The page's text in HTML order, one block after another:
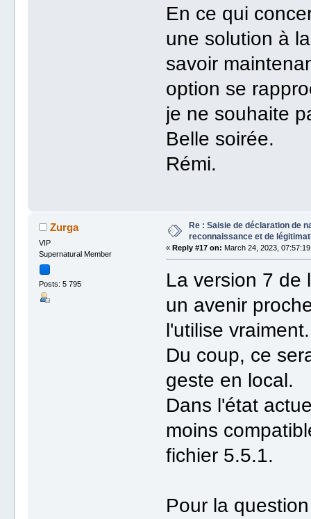
En ce qui
une solution à
savoir
option se
je ne souhaite
Belle soirée.
Rémi.
Zurga
VIP
Supernatural Member
Posts: 5 795
Re : Saisie de déclaration de
reconnaissance et de
« Reply #17 on: March 24, 2023,
La version 7 de
un avenir
l'utilise vraiment.
Du coup, ce
geste en local.
Dans l'état
moins
fichier 5.5.1.
Pour la